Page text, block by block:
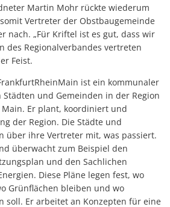
Martin Mohr rückte wiederum
Vertreter der Obstbaugemeinde
nach. „Für Kriftel ist es gut, dass wir
des Regionalverbandes vertreten
Feist.
ist ein kommunaler
Städten und Gemeinden in der Region
Er plant, koordiniert und
der Region. Die Städte und
über ihre Vertreter mit, was passiert.
überwacht zum Beispiel den
und den Sachlichen
Diese Pläne legen fest, wo
Grünflächen bleiben und wo
soll. Er arbeitet an Konzepten für eine